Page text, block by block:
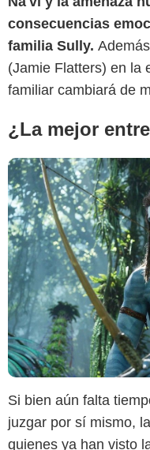
consecuencias
familia Sully.
(Jamie Flatters) en la
familiar cambiará de
¿La mejor
Si bien aún falta
juzgar por sí mismo,
quienes ya han visto